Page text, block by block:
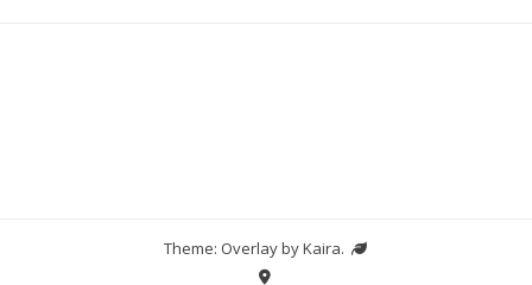
Theme: Overlay byKaira.